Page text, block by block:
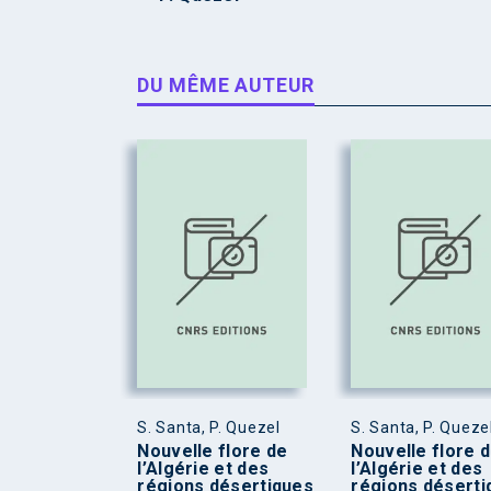
DU MÊME AUTEUR
S. Santa, P. Quezel
Nouvelle flore de
l’Algérie et des
régions désertiques
S. Santa, P. Quezel
Nouvelle flore
l’Algérie et des
régions